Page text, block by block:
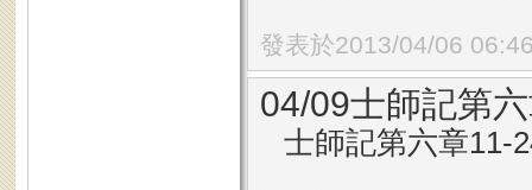
發表於2013/04/06
04/09士師記第
士師記第六章11-